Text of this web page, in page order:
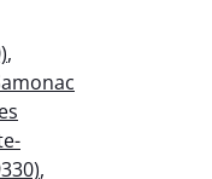
,
,